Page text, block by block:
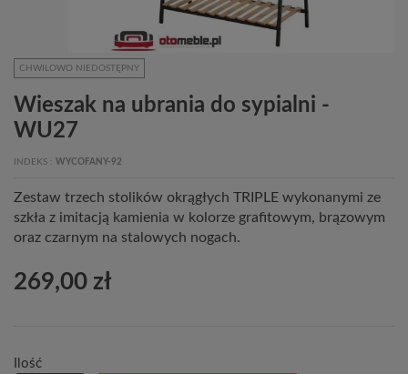
CHWILOWO NIEDOSTĘPNY
Wieszak na ubrania do sypialni -
WU27
INDEKS WYCOFANY-92
Zestaw trzech stolików okrągłych TRIPLE wykonanymi ze
szkła z imitacją kamienia w kolorze grafitowym, brązowym
oraz czarnym na stalowych nogach.
269,00 zł
Ilość